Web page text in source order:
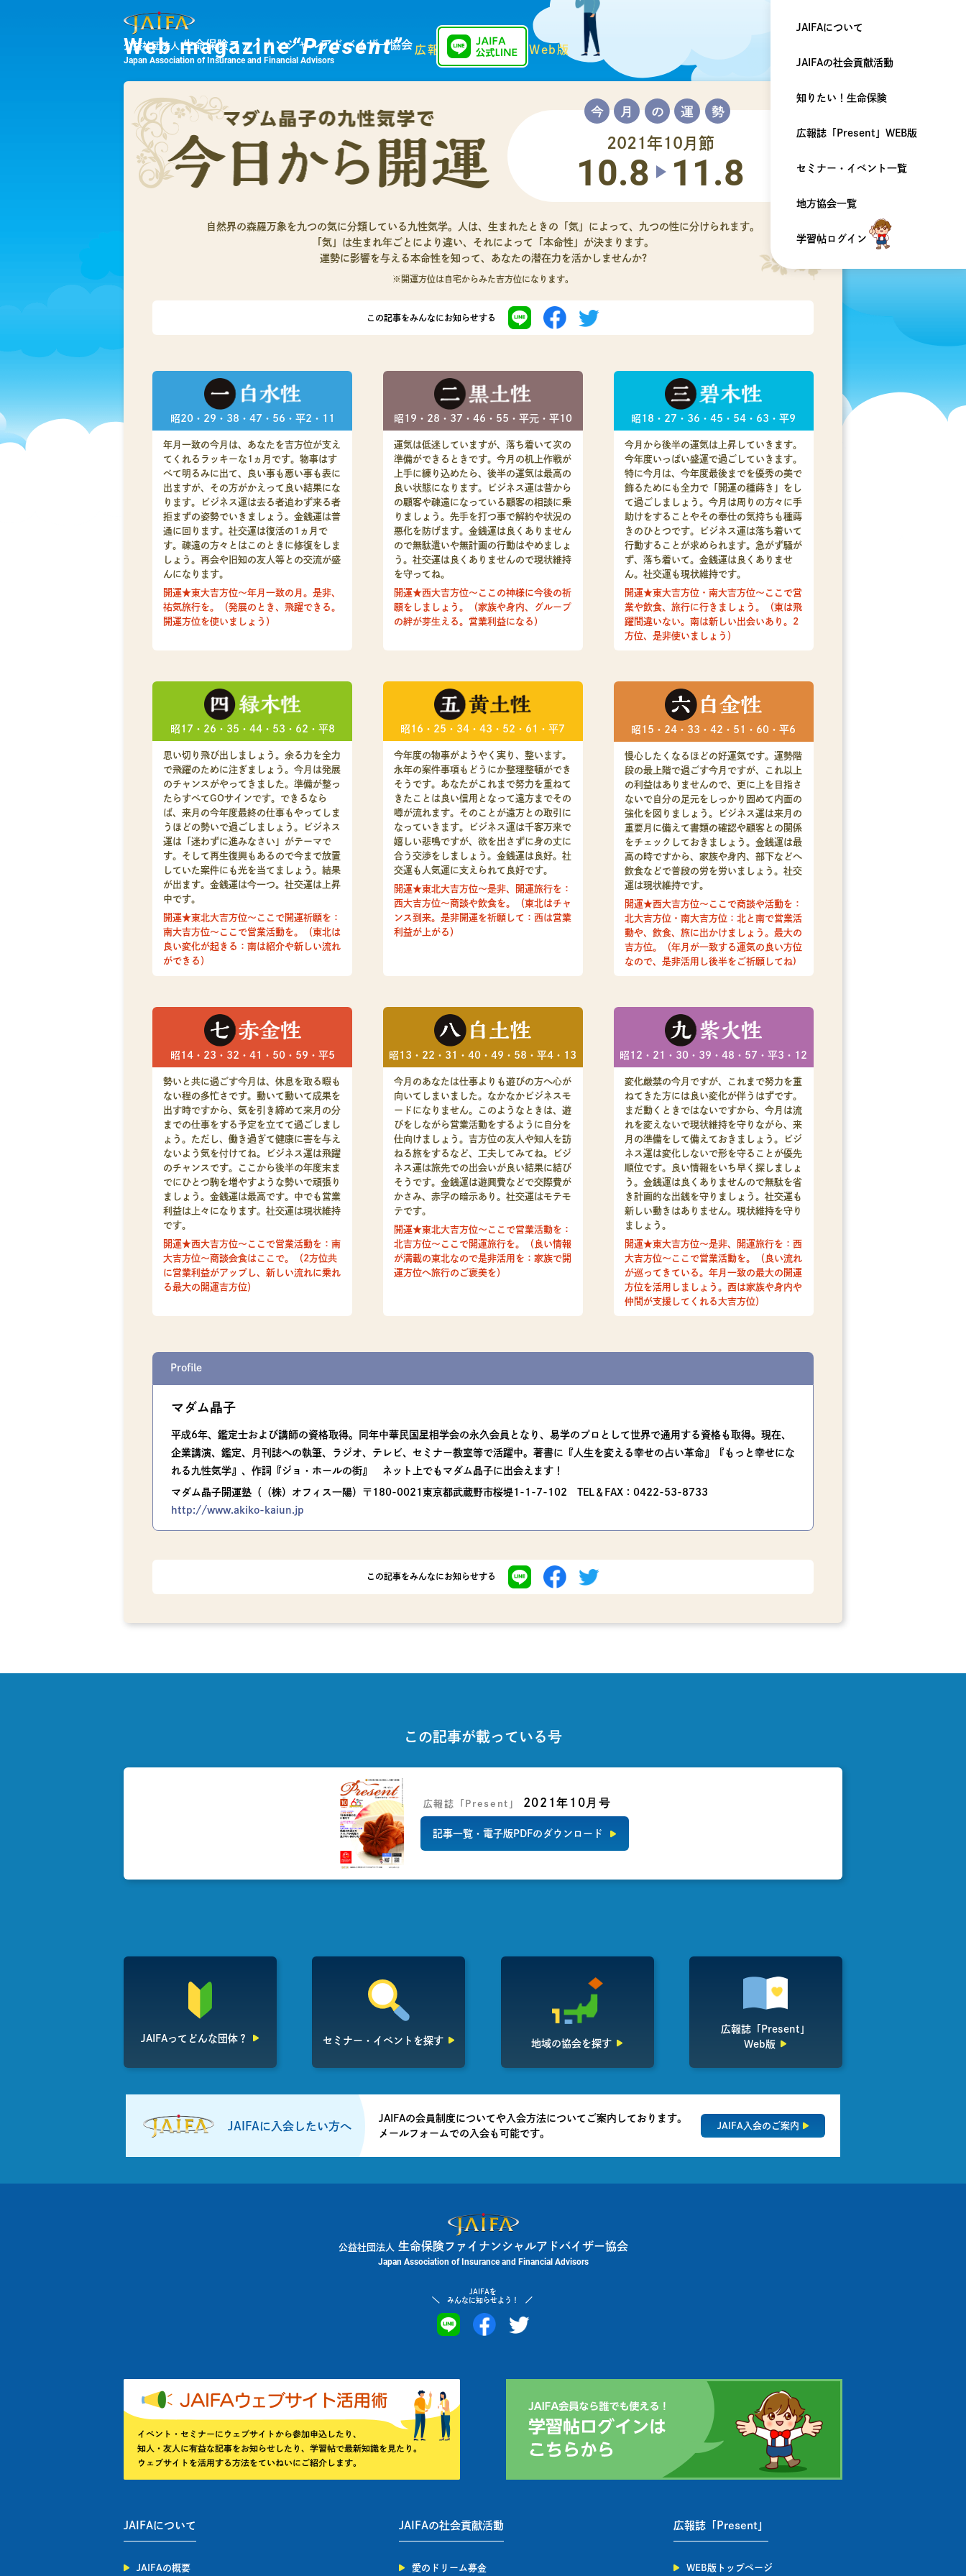
JAIFAについて
JAIFAの社会貢献活動
知りたい！ 生命保険
広報誌「Present」 WEB版
セミナー・ イベント一覧
地方協会一覧
学習帖ログイン
公益社団法人 生命保険ファイナンシャルアドバイザー協会
Japan Association of Insurance and Financial Advisors
Web magazine“Present” 広報誌「Present」Web版
2021年10月節
10.8 11.8
自然界の森羅万象を九つの気に分類している九性気学。人は、生まれたときの「気」によって、九つの性に分けられます。
「気」は生まれ年ごとにより違い、それによって「本命性」が決まります。
運勢に影響を与える本命性を知って、あなたの潜在力を活かしませんか?
※開運方位は自宅からみた吉方位になります。
この記事をみんなにお知らせする
昭20・29・38・47・56・平2・11
年月一致の今月は、あなたを吉方位が支え
てくれるラッキーな1ヵ月です。物事はす
べて明るみに出て、良い事も悪い事も表に
出ますが、その方がかえって良い結果にな
ります。ビジネス運は去る者追わず来る者
拒まずの姿勢でいきましょう。金銭運は普
通に回ります。社交運は復活の1ヵ月で
す。疎遠の方々とはこのときに修復をしま
しょう。再会や旧知の友人等との交流が盛
んになります。
開運★東大吉方位～年月一致の月。是非、
祐気旅行を。（発展のとき、飛躍できる。
開運方位を使いましょう）
昭19・28・37・46・55・平元・平10
運気は低迷していますが、落ち着いて次の
準備ができるときです。今月の机上作戦が
上手に練り込めたら、後半の運気は最高の
良い状態になります。ビジネス運は昔から
の顧客や疎遠になっている顧客の相談に乗
りましょう。先手を打つ事で解約や状況の
悪化を防げます。金銭運は良くありません
ので無駄遣いや無計画の行動はやめましょ
う。社交運は良くありませんので現状維持
を守ってね。
開運★西大吉方位～ここの神様に今後の祈
願をしましょう。（家族や身内、グループ
の絆が芽生える。営業利益になる）
昭18・27・36・45・54・63・平9
今月から後半の運気は上昇していきます。
今年度いっぱい盛運で過ごしていきます。
特に今月は、今年度最後までを優秀の美で
飾るためにも全力で「開運の種蒔き」をし
て過ごしましょう。今月は周りの方々に手
助けをすることやその奉仕の気持ちも種蒔
きのひとつです。ビジネス運は落ち着いて
行動することが求められます。急がず騒が
ず、落ち着いて。金銭運は良くありませ
ん。社交運も現状維持です。
開運★東大吉方位・南大吉方位～ここで営
業や飲食、旅行に行きましょう。（東は飛
躍間違いない。南は新しい出会いあり。2
方位、是非使いましょう）
昭17・26・35・44・53・62・平8
思い切り飛び出しましょう。余る力を全力
で飛躍のために注ぎましょう。今月は発展
のチャンスがやってきました。準備が整っ
たらすべてGOサインです。できるなら
ば、来月の今年度最終の仕事もやってしま
うほどの勢いで過ごしましょう。ビジネス
運は「迷わずに進みなさい」がテーマで
す。そして再生復興もあるので今まで放置
していた案件にも光を当てましょう。結果
が出ます。金銭運は今一つ。社交運は上昇
中です。
開運★東北大吉方位～ここで開運祈願を：
南大吉方位～ここで営業活動を。（東北は
良い変化が起きる：南は紹介や新しい流れ
ができる）
昭16・25・34・43・52・61・平7
今年度の物事がようやく実り、整います。
永年の案件事項もどうにか整理整頓ができ
そうです。あなたがこれまで努力を重ねて
きたことは良い信用となって遠方までその
噂が流れます。そのことが遠方との取引に
なっていきます。ビジネス運は千客万来で
嬉しい悲鳴ですが、欲を出さずに身の丈に
合う交渉をしましょう。金銭運は良好。社
交運も人気運に支えられて良好です。
開運★東北大吉方位～是非、開運旅行を：
西大吉方位～商談や飲食を。（東北はチャ
ンス到来。是非開運を祈願して：西は営業
利益が上がる）
昭15・24・33・42・51・60・平6
慢心したくなるほどの好運気です。運勢階
段の最上階で過ごす今月ですが、これ以上
の利益はありませんので、更に上を目指さ
ないで自分の足元をしっかり固めて内面の
強化を図りましょう。ビジネス運は来月の
重要月に備えて書類の確認や顧客との関係
をチェックしておきましょう。金銭運は最
高の時ですから、家族や身内、部下などへ
飲食などで普段の労を労いましょう。社交
運は現状維持です。
開運★西大吉方位～ここで商談や活動を：
北大吉方位・南大吉方位：北と南で営業活
動や、飲食、旅に出かけましょう。最大の
吉方位。（年月が一致する運気の良い方位
なので、是非活用し後半をご祈願してね)
昭14・23・32・41・50・59・平5
勢いと共に過ごす今月は、休息を取る暇も
ない程の多忙さです。動いて動いて成果を
出す時ですから、気を引き締めて来月の分
までの仕事をする予定を立てて過ごしまし
ょう。ただし、働き過ぎて健康に害を与え
ないよう気を付けてね。ビジネス運は飛躍
のチャンスです。ここから後半の年度末ま
でにひとつ駒を増やすような勢いで頑張り
ましょう。金銭運は最高です。中でも営業
利益は上々になります。社交運は現状維持
です。
開運★西大吉方位～ここで営業活動を：南
大吉方位～商談会食はここで。（2方位共
に営業利益がアップし、新しい流れに乗れ
る最大の開運吉方位）
昭13・22・31・40・49・58・平4・13
今月のあなたは仕事よりも遊びの方へ心が
向いてしまいました。なかなかビジネスモ
ードになりません。このようなときは、遊
びをしながら営業活動をするように自分を
仕向けましょう。吉方位の友人や知人を訪
ねる旅をするなど、工夫してみてね。ビジ
ネス運は旅先での出会いが良い結果に結び
そうです。金銭運は遊興費などで交際費が
かさみ、赤字の暗示あり。社交運はモテモ
テです。
開運★東北大吉方位～ここで営業活動を：
北吉方位～ここで開運旅行を。（良い情報
が満載の東北なので是非活用を：家族で開
運方位へ旅行のご褒美を）
昭12・21・30・39・48・57・平3・12
変化厳禁の今月ですが、これまで努力を重
ねてきた方には良い変化が伴うはずです。
まだ動くときではないですから、今月は流
れを変えないで現状維持を守りながら、来
月の準備をして備えておきましょう。ビジ
ネス運は変化しないで形を守ることが優先
順位です。良い情報をいち早く探しましょ
う。金銭運は良くありませんので無駄を省
き計画的な出銭を守りましょう。社交運も
新しい動きはありません。現状維持を守り
ましょう。
開運★東大吉方位～是非、開運旅行を：西
大吉方位～ここで営業活動を。（良い流れ
が巡ってきている。年月一致の最大の開運
方位を活用しましょう。西は家族や身内や
仲間が支援してくれる大吉方位）
Profile
マダム晶子
平成6年、鑑定士および講師の資格取得。同年中華民国星相学会の永久会員となり、易学のプロとして世界で通用する資格も取得。現在、
企業講演、鑑定、月刊誌への執筆、ラジオ、テレビ、セミナー教室等で活躍中。著書に『人生を変える幸せの占い革命』『もっと幸せにな
れる九性気学』、作詞『ジョ・ホールの街』 ネット上でもマダム晶子に出会えます！
マダム晶子開運塾（（株）オフィス一陽）〒180-0021東京都武蔵野市桜堤1-1-7-102 TEL＆FAX：0422-53-8733
http://www.akiko-kaiun.jp
この記事をみんなにお知らせする
この記事が載っている号
広報誌「Present」 2021年10月号
記事一覧・電子版PDFのダウンロード
JAIFAって どんな団体？ セミナー・イベント を探す 地域の協会を探す
広報誌「Present」
Web版
JAIFAに入会したい方へ
JAIFAの会員制度についてや入会方法についてご案内しております。
メールフォームでの入会も可能です。
JAIFA入会のご案内
公益社団法人
生命保険ファイナンシャルアドバイザー協会
Japan Association of Insurance and Financial Advisors
JAIFAを
みんなに知らせよう！
JAIFAについて
JAIFAの概要
JAIFAの社会貢献活動
愛のドリーム募金
広報誌「Present」
WEB版トップページ